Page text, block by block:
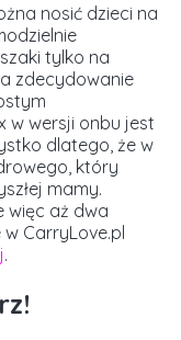
nosić dzieci na
tylko na
zdecydowanie
w wersji onbu jest
dlatego, że w
który
mamy.
więc aż dwa
CarryLove.pl
.